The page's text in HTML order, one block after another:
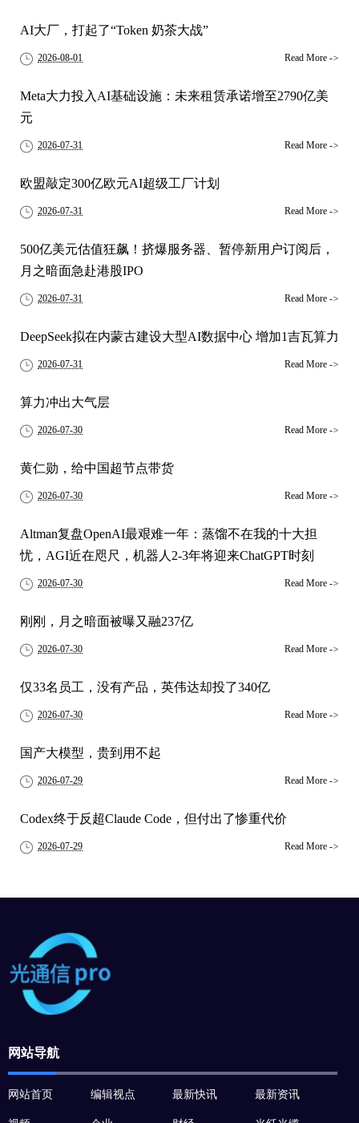
AI大厂，打起了“Token 奶茶大战”
2026-08-01 Read More ->
Meta大力投入AI基础设施：未来租赁承诺增至2790亿美
元
2026-07-31 Read More ->
欧盟敲定300亿欧元AI超级工厂计划
2026-07-31 Read More ->
500亿美元估值狂飙！挤爆服务器、暂停新用户订阅后，
月之暗面急赴港股IPO
2026-07-31 Read More ->
DeepSeek拟在内蒙古建设大型AI数据中心 增加1吉瓦算力
2026-07-31 Read More ->
算力冲出大气层
2026-07-30 Read More ->
黄仁勋，给中国超节点带货
2026-07-30 Read More ->
Altman复盘OpenAI最艰难一年：蒸馏不在我的十大担
忧，AGI近在咫尺，机器人2-3年将迎来ChatGPT时刻
2026-07-30 Read More ->
刚刚，月之暗面被曝又融237亿
2026-07-30 Read More ->
仅33名员工，没有产品，英伟达却投了340亿
2026-07-30 Read More ->
国产大模型，贵到用不起
2026-07-29 Read More ->
Codex终于反超Claude Code，但付出了惨重代价
2026-07-29 Read More ->
网站导航
网站首页 编辑视点 最新快讯 最新资讯